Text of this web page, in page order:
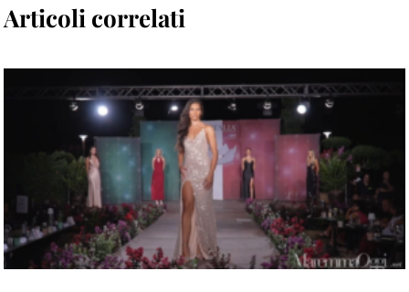
Articoli correlati